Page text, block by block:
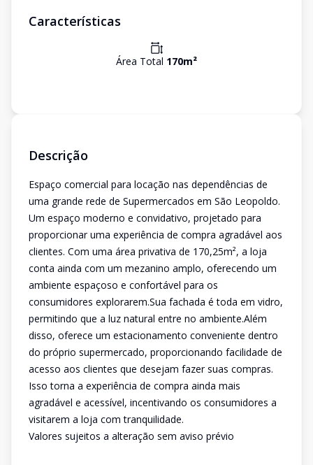
Características
Área Total 170m²
Descrição
Espaço comercial para locação nas dependências de
uma grande rede de Supermercados em São Leopoldo.
Um espaço moderno e convidativo, projetado para
proporcionar uma experiência de compra agradável aos
clientes. Com uma área privativa de 170,25m², a loja
conta ainda com um mezanino amplo, oferecendo um
ambiente espaçoso e confortável para os
consumidores explorarem.Sua fachada é toda em vidro,
permitindo que a luz natural entre no ambiente.Além
disso, oferece um estacionamento conveniente dentro
do próprio supermercado, proporcionando facilidade de
acesso aos clientes que desejam fazer suas compras.
Isso torna a experiência de compra ainda mais
agradável e acessível, incentivando os consumidores a
visitarem a loja com tranquilidade.
Valores sujeitos a alteração sem aviso prévio